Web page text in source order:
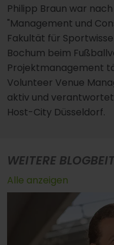
Philipp Braun war
"Management und
Fakultät für
Bochum beim
Projektmanagement
Volunteer Venue
aktiv und
Host-City Düsseldorf.
WEITERE
Alle anzeigen